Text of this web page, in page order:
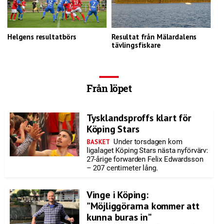
Helgens resultatbörs
Resultat från Mälardalens
tävlingsfiskare
Från löpet
Tysklandsproffs klart för
Köping Stars
BASKET Under torsdagen kom
ligalaget Köping Stars nästa nyförvärv:
27-årige forwarden Felix Edwardsson
– 207 centimeter lång.
Vinge i Köping:
”Möjliggörarna kommer att
kunna buras in”